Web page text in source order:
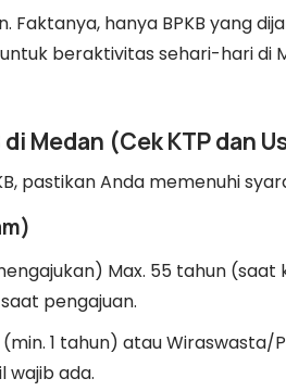
Faktanya, hanya BPKB yang
beraktivitas sehari-hari di
Medan (Cek KTP dan
pastikan Anda memenuhi
Max. 55 tahun
pengajuan.
1 tahun) atau Wiraswasta/
wajib ada.